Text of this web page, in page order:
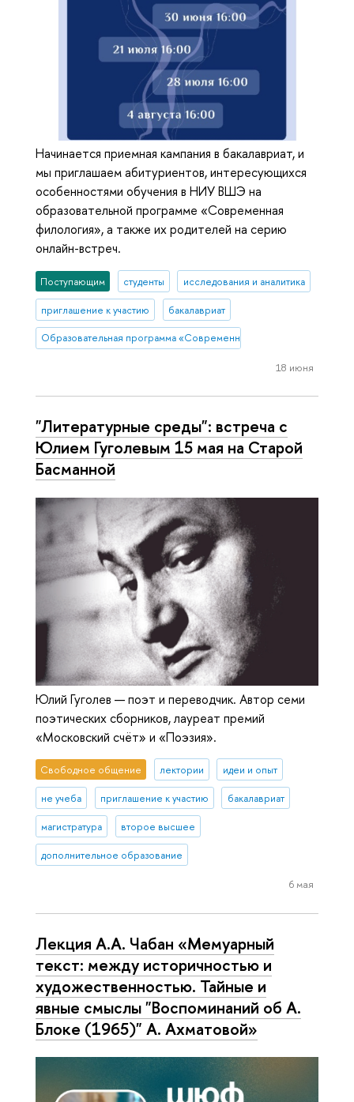
Начинается приемная кампания в бакалавриат, и
мы приглашаем абитуриентов, интересующихся
особенностями обучения в НИУ ВШЭ на
образовательной программе «Современная
филология», а также их родителей на серию
онлайн-встреч.
Поступающим студенты исследования и аналитика
приглашение к участию бакалавриат
Образовательная программа «Современная филология»
18 июня
"Литературные среды": встреча с
Юлием Гуголевым 15 мая на Старой
Басманной
Юлий Гуголев — поэт и переводчик. Автор семи
поэтических сборников, лауреат премий
«Московский счёт» и «Поэзия».
Свободное общение лектории идеи и опыт
не учеба приглашение к участию бакалавриат
магистратура второе высшее
дополнительное образование
6 мая
Лекция А.А. Чабан «Мемуарный
текст: между историчностью и
художественностью. Тайные и
явные смыслы "Воспоминаний об А.
Блоке (1965)" А. Ахматовой»